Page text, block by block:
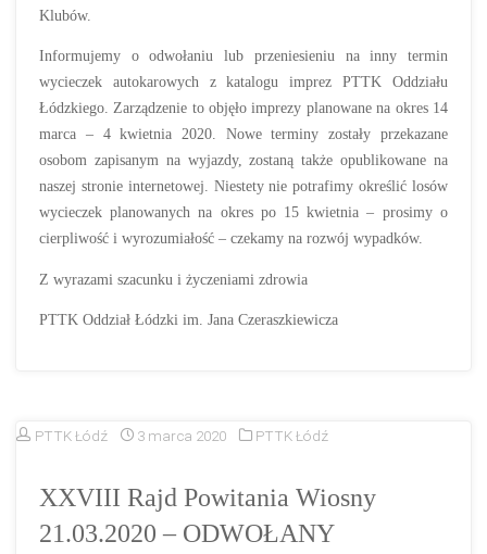
Klubów.
Informujemy o odwołaniu lub przeniesieniu na inny termin
wycieczek autokarowych z katalogu imprez PTTK Oddziału
Łódzkiego. Zarządzenie to objęło imprezy planowane na okres 14
marca – 4 kwietnia 2020. Nowe terminy zostały przekazane
osobom zapisanym na wyjazdy, zostaną także opublikowane na
naszej stronie internetowej. Niestety nie potrafimy określić losów
wycieczek planowanych na okres po 15 kwietnia – prosimy o
cierpliwość i wyrozumiałość – czekamy na rozwój wypadków.
Z wyrazami szacunku i życzeniami zdrowia
PTTK Oddział Łódzki im. Jana Czeraszkiewicza
PTTK Łódź 3 marca 2020 PTTK Łódź
XXVIII Rajd Powitania Wiosny
21.03.2020 – ODWOŁANY